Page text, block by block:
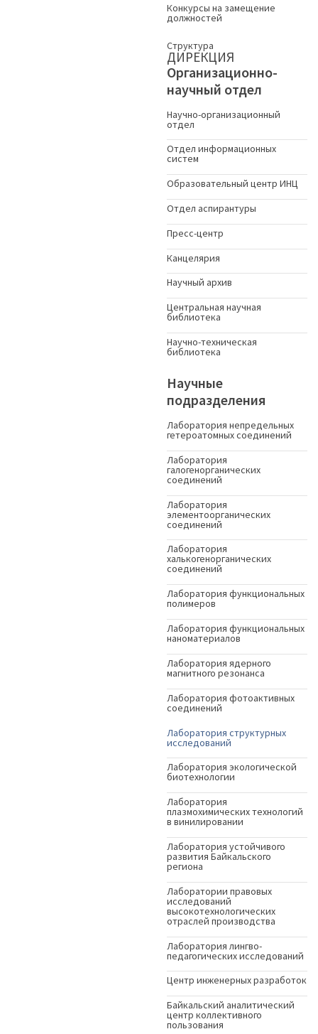
Конкурсы на замещение
должностей
Структура
ДИРЕКЦИЯ
Организационно-
научный отдел
Научно-организационный
отдел
Отдел информационных
систем
Образовательный центр ИНЦ
Отдел аспирантуры
Пресс-центр
Канцелярия
Научный архив
Центральная научная
библиотека
Научно-техническая
библиотека
Научные
подразделения
Лаборатория непредельных
гетероатомных соединений
Лаборатория
галогенорганических
соединений
Лаборатория
элементоорганических
соединений
Лаборатория
халькогенорганических
соединений
Лаборатория функциональных
полимеров
Лаборатория функциональных
наноматериалов
Лаборатория ядерного
магнитного резонанса
Лаборатория фотоактивных
соединений
Лаборатория структурных
исследований
Лаборатория экологической
биотехнологии
Лаборатория
плазмохимических технологий
в винилировании
Лаборатория устойчивого
развития Байкальского
региона
Лаборатории правовых
исследований
высокотехнологических
отраслей производства
Лаборатория лингво-
педагогических исследований
Центр инженерных разработок
Байкальский аналитический
центр коллективного
пользования